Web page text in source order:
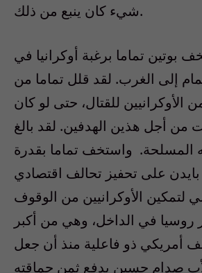
شيء كان ينبع من ذلك.
بوتين تماما برغبة أوكرانيا في
إلى الغرب. لقد قلل تماما من
الأوكرانيين للقتال، حتى لو كان
من أجل هذين الهدفين. لقد بالغ
المسلحة. واستخف تماما بقدرة
على تحفيز تحالف اقتصادي
الأوكرانيين من الوقوف
روسيا في الداخل، وهي من أكبر
أمريكي ذو فاعلية منذ أن جعل
صدام حسين يدفع ثمن حماقته